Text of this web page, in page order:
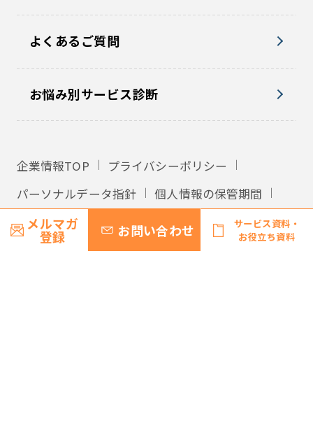
メルマガ
登録 お問い合わせ
サービス資料・
お役立ち資料
よくあるご質問
お悩み別サービス診断
企業情報TOP
プライバシーポリシー
パーソナルデータ指針
個人情報の保管期間
外国への個人情報の提供
利用規約
サイトマップ